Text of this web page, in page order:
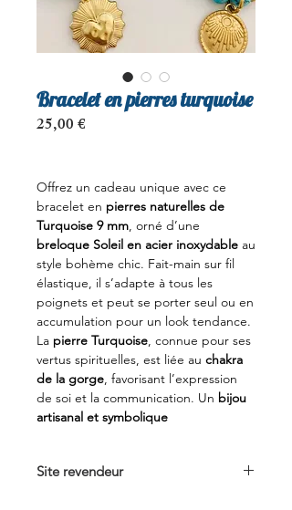
Bracelet en pierres turquoise
25,00 €
Offrez un cadeau unique avec ce
bracelet en pierres naturelles de
Turquoise 9 mm, orné d’une
breloque Soleil en acier inoxydable au
style bohème chic. Fait-main sur fil
élastique, il s’adapte à tous les
poignets et peut se porter seul ou en
accumulation pour un look tendance.
La pierre Turquoise, connue pour ses
vertus spirituelles, est liée au chakra
de la gorge, favorisant l’expression
de soi et la communication. Un bijou
artisanal et symbolique
Site revendeur